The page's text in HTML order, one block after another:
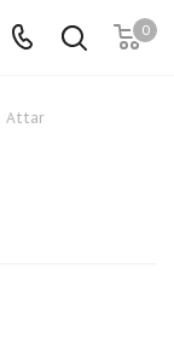
0
Attar